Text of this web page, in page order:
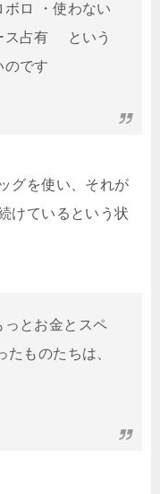
ロ ・使わない
ス占有 という
のです
グを使い、それが
けているという状
っとお金とスペ
ものたちは、